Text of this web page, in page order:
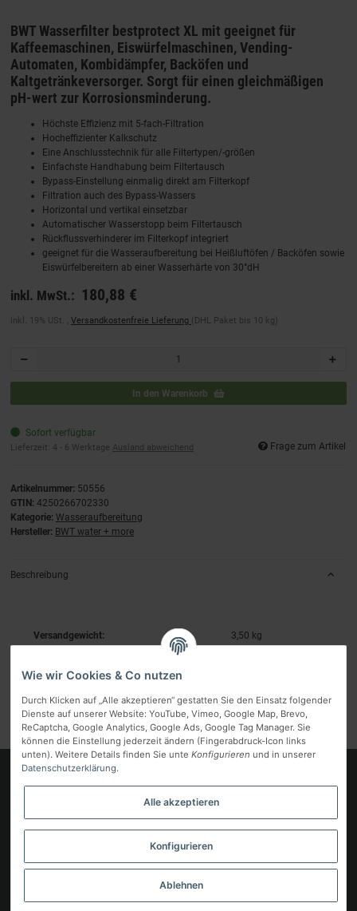
BWT Wasserfilter bestprotect XL mit geeignet für
Kaffeemaschinen, Eiswürfelmaschinen, Vending-
Automaten, Kombidämpfer, Backöfen und
Kaltgetränkeversorger. Sorgt für einen gleichmäßigen
pH-wert zur Korrosionsminderung.
Höchste Effizienz mit 5-fach-Filtration
Hocheffizienter Kalkschutz
Eine Anschlusstechnik für alle Filtertypen/-größen
Einfachste Handhabung beim Filtertausch
Bypass-Einstellung einmalig direkt am Filterkopf
Filtration auch des Bypass-Wassers
Horizontal und vertikal einsetzbar
Automatischer Wasserstopp beim Filtertausch
Rückflussverhinderer im Filterkopf integriert
geeignet für die Wasseraufbereitung bei Heißluftöfen / Backöfen sowie
Eiswürfelbereitern ab einer Wasserhärte von 30°dH
inkl. MwSt.: 180,88 €
inkl. 19% USt. , Versandkostenfreie Lieferung (DHL Paket bis 10 kg)
In den Warenkorb
Sofort verfügbar
Lieferzeit: 4 - 6 Werktage Ausland abweichend Frage zum Artikel
Artikelnummer: 50556
GTIN: 4250266702330
Kategorie: Wasseraufbereitung
Hersteller: BWT water + more
Beschreibung
Versandgewicht: 3,50 kg
Gesetzliche Informationen
Vertrag widerrufen
Wie wir Cookies & Co nutzen
Durch Klicken auf „Alle akzeptieren“ gestatten Sie den Einsatz folgender
Dienste auf unserer Website: YouTube, Vimeo, Google Map, Brevo,
ReCaptcha, Google Analytics, Google Ads, Google Tag Manager. Sie
können die Einstellung jederzeit ändern (Fingerabdruck-Icon links
unten). Weitere Details finden Sie unte Konfigurieren und in unserer
Datenschutzerklärung.
Alle akzeptieren
Konfigurieren
Ablehnen